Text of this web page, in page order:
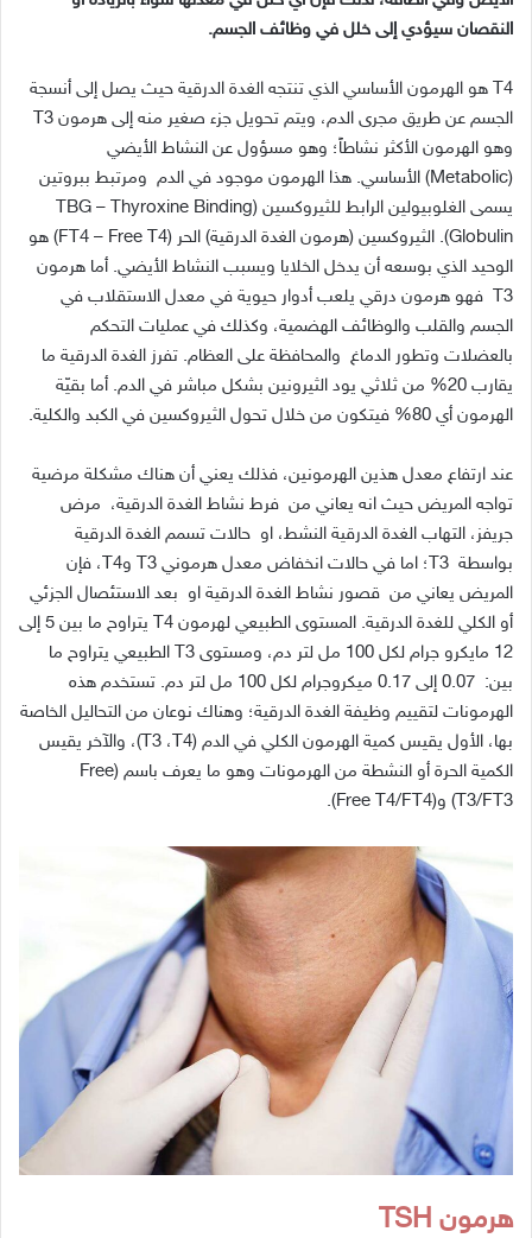
النقصان سيؤدي إلى خلل في وظائف الجسم.
T4 هو الهرمون الأساسي الذي تنتجه الغدة الدرقية حيث يصل إلى أنسجة
الجسم عن طريق مجرى الدم، ويتم تحويل جزء صغير منه إلى هرمون
وهو الهرمون الأكثر نشاطاً؛ وهو مسؤول عن النشاط الأيضي
(Metabolic)
الأساسي. هذا الهرمون موجود في الدم ومرتبط ببروتين
يسمى الغلوبيولين الرابط للثيروكسين (TBG – Thyroxine Binding
Globulin).
الثيروكسين (هرمون الغدة الدرقية) الحر (FT4 – Free T4)
هو
الوحيد الذي بوسعه أن يدخل الخلايا ويسبب النشاط الأيضي. أما هرمون
T3
فهو هرمون درقي يلعب أدوار حيوية في معدل الاستقلاب في
الجسم والقلب والوظائف الهضمية، وكذلك في عمليات التحكم
بالعضلات وتطور الدماغ والمحافظة على العظام. تفرز الغدة الدرقية ما
يقارب
من ثلاثي يود الثيرونين بشكل مباشر في الدم. أما بقيّة
الهرمون أي فيتكون من خلال تحول الثيروكسين في الكبد والكلية.
عند ارتفاع معدل هذين الهرمونين، فذلك يعني أن هناك مشكلة مرضية
تواجه المريض حيث انه يعاني من فرط نشاط الغدة الدرقية، مرض
جريفز، التهاب الغدة الدرقية النشط، او حالات تسمم الغدة الدرقية
بواسطة T3 ؛ اما في حالات انخفاض معدل هرموني وT4 ، فإن
المريض يعاني من قصور نشاط الغدة الدرقية او بعد الاستئصال الجزئي
أو الكلي للغدة الدرقية. المستوى الطبيعي لهرمون يتراوح ما بين
إلى
12 مايكرو جرام لكل مل لتر دم، ومستوى الطبيعي يتراوح ما
بين:
0.07 إلى ميكروجرام لكل مل لتر دم. تستخدم هذه
الهرمونات لتقييم وظيفة الغدة الدرقية؛ وهناك نوعان من التحاليل الخاصة
بها، الأول يقيس كمية الهرمون الكلي في الدم (T3 ، T4) ، والآخر يقيس
الكمية الحرة أو النشطة من الهرمونات وهو ما يعرف باسم (Free
T3/FT3)
و(Free T4/FT4).
هرمون